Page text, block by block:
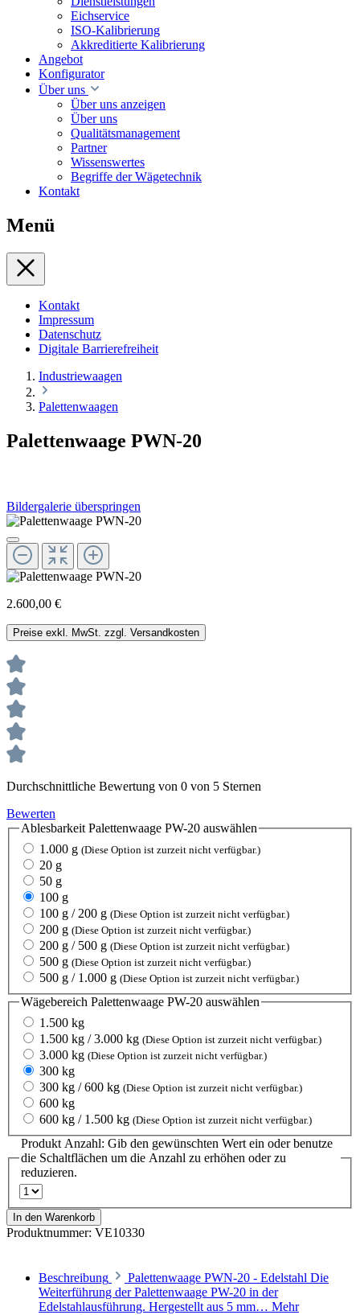
Eichservice
ISO-Kalibrierung
Akkreditierte Kalibrierung
Angebot
Konfigurator
Über uns
Über uns anzeigen
Über uns
Qualitätsmanagement
Partner
Wissenswertes
Begriffe der Wägetechnik
Kontakt
Menü
Kontakt
Impressum
Datenschutz
Digitale Barrierefreiheit
Industriewaagen
Palettenwaagen
Palettenwaage PWN-20
Bildergalerie überspringen
2.600,00 €
Preise exkl. MwSt. zzgl. Versandkosten
Durchschnittliche Bewertung von 0 von 5 Sternen
Bewerten
Ablesbarkeit Palettenwaage PW-20 auswählen
1.000 g (Diese Option ist zurzeit nicht verfügbar.)
20 g
50 g
100 g
100 g / 200 g (Diese Option ist zurzeit nicht verfügbar.)
200 g (Diese Option ist zurzeit nicht verfügbar.)
200 g / 500 g (Diese Option ist zurzeit nicht verfügbar.)
500 g (Diese Option ist zurzeit nicht verfügbar.)
500 g / 1.000 g (Diese Option ist zurzeit nicht verfügbar.)
Wägebereich Palettenwaage PW-20 auswählen
1.500 kg
1.500 kg / 3.000 kg (Diese Option ist zurzeit nicht verfügbar.)
3.000 kg (Diese Option ist zurzeit nicht verfügbar.)
300 kg
300 kg / 600 kg (Diese Option ist zurzeit nicht verfügbar.)
600 kg
600 kg / 1.500 kg (Diese Option ist zurzeit nicht verfügbar.)
Produkt Anzahl: Gib den gewünschten Wert ein oder benutze
die Schaltflächen um die Anzahl zu erhöhen oder zu
reduzieren.
In den Warenkorb
Produktnummer: VE10330
Beschreibung
Palettenwaage PWN-20 - Edelstahl Die
Weiterführung der Palettenwaage PW-20 in der
Edelstahlausführung. Hergestellt aus 5 mm… Mehr